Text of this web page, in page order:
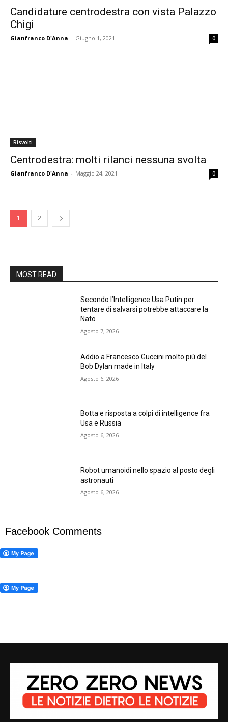
Candidature centrodestra con vista Palazzo
Chigi
Gianfranco D'Anna - Giugno 1, 2021 0
Risvolti
Centrodestra: molti rilanci nessuna svolta
Gianfranco D'Anna - Maggio 24, 2021 0
1 2
MOST READ
Secondo l’Intelligence Usa Putin per
tentare di salvarsi potrebbe attaccare la
Nato
Agosto 7, 2026
Addio a Francesco Guccini molto più del
Bob Dylan made in Italy
Agosto 6, 2026
Botta e risposta a colpi di intelligence fra
Usa e Russia
Agosto 6, 2026
Robot umanoidi nello spazio al posto degli
astronauti
Agosto 6, 2026
Facebook Comments